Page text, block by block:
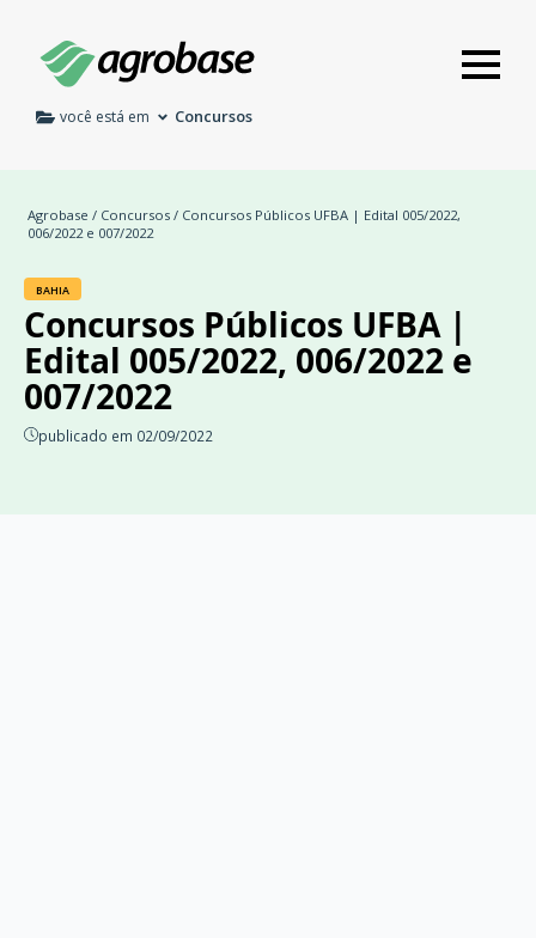
você está em Concursos
Agrobase / Concursos / Concursos Públicos UFBA | Edital 005/2022,
006/2022 e 007/2022
BAHIA
Concursos Públicos UFBA |
Edital 005/2022, 006/2022 e
007/2022
publicado em 02/09/2022